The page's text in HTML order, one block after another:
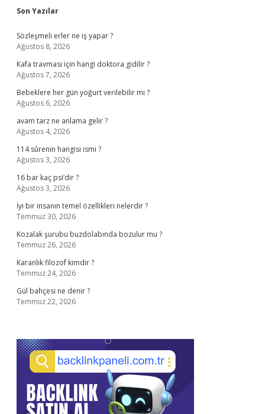
Sidebar
Son Yazılar
Sözleşmeli erler ne iş yapar ?
Ağustos 8, 2026
Kafa travması için hangi doktora gidilir ?
Ağustos 7, 2026
Bebeklere her gün yoğurt verilebilir mi ?
Ağustos 6, 2026
avam tarz ne anlama gelir ?
Ağustos 4, 2026
114 sûrenin hangisi ismi ?
Ağustos 3, 2026
16 bar kaç psi’dir ?
Ağustos 3, 2026
İyi bir insanın temel özellikleri nelerdir ?
Temmuz 30, 2026
Kozalak şurubu buzdolabında bozulur mu ?
Temmuz 26, 2026
Karanlık filozof kimdir ?
Temmuz 24, 2026
Gül bahçesi ne denir ?
Temmuz 22, 2026